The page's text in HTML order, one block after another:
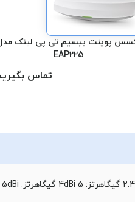
پوینت بیسیم تی پی لینک
EAP225
تماس
2.4 گیگاهرتز: ‌4dBi 5 گیگاهرتز: ‌5dBi